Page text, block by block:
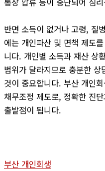
반면 소득이 없거나 고령, 질
에는 개인파산 및 면책 제도
니다. 개인별 소득과 재산 상
범위가 달라지므로 충분한
것이 중요합니다. 부산 개인
채무조정 제도로, 정확한 진
출발점이 됩니다.
부산 개인회생